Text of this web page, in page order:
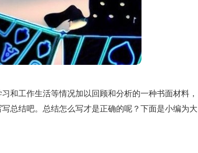
和工作生活等情况加以回顾和分析的一种书面材料，
总结吧。总结怎么写才是正确的呢？下面是小编为大